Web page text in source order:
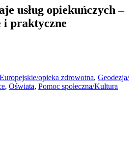
usług opiekuńczych –
i praktyczne
opieka zdrowotna, Geodezja/
, Oświata, Pomoc społeczna/Kultura